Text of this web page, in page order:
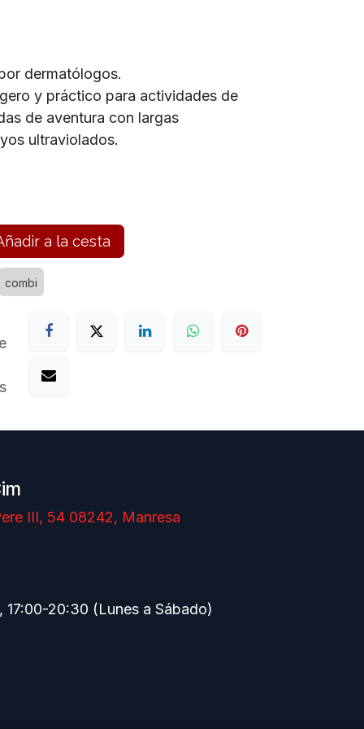
dermatólogos.
y práctico para actividades de
de aventura con largas
ultraviolados.
a la cesta
combi
III, 54 08242, Manresa
20:30 (Lunes a Sábado)